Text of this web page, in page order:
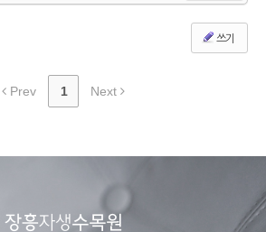
쓰기
Prev 1 Next